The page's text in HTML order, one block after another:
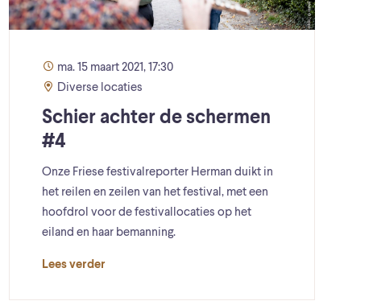
ma. 15 maart 2021, 17:30
Diverse locaties
Schier achter de schermen
#4
Onze Friese festivalreporter Herman duikt in
het reilen en zeilen van het festival, met een
hoofdrol voor de festivallocaties op het
eiland en haar bemanning.
Lees verder